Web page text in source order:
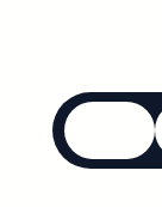
Talen